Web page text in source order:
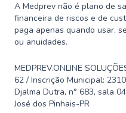
A Medprev não é plano de
financeira de riscos e de
paga apenas quando usar,
ou anuidades.
MEDPREV.ONLINE
62 / Inscrição Municipal:
Djalma Dutra, n° 683, sala
José dos Pinhais-PR